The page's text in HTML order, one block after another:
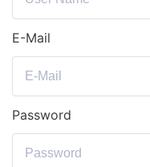
E-Mail
Password